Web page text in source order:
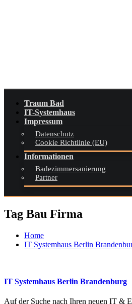
Traum Bad
IT-Systemhaus
Impressum
Datenschutz
Cookie Richtlinie (EU)
Informationen
Badezimmersanierung
Partner
Tag Bau Firma
Home
IT Systemhaus Berlin
IT Systemhaus Berlin Brandenburg
Auf der Suche nach Ihren neuen IT &